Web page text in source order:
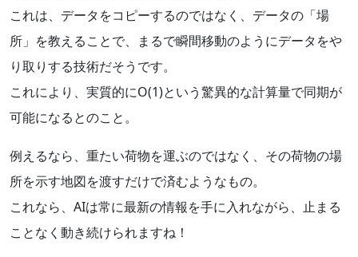
これは、データをコピーするのではなく、データの「場
所」を教えることで、まるで瞬間移動のようにデータをや
り取りする技術だそうです。
これにより、実質的にO(1)という驚異的な計算量で同期が
可能になるとのこと。
例えるなら、重たい荷物を運ぶのではなく、その荷物の場
所を示す地図を渡すだけで済むようなもの。
これなら、AIは常に最新の情報を手に入れながら、止まる
ことなく動き続けられますね！